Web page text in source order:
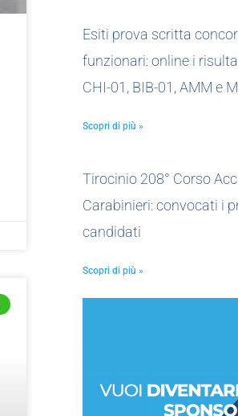
Esiti prova scritta
funzionari: online i
CHI-01, BIB-01, AMM e
Scopri di più »
Tirocinio 208° Corso
Carabinieri: convocati i
candidati
Scopri di più »